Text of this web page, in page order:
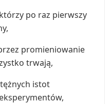
po raz pierwszy
promieniowanie
trwają,
istot